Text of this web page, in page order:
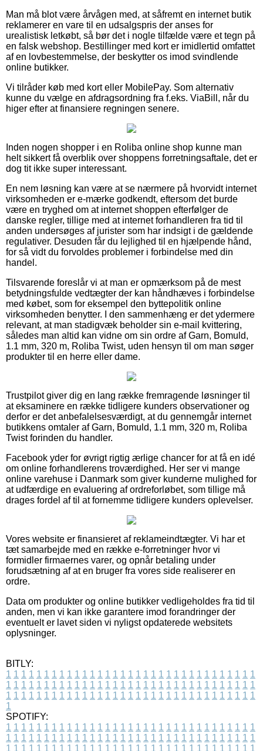
Man må blot være årvågen med, at såfremt en internet butik
reklamerer en vare til en udsalgspris der anses for
urealistisk letkøbt, så bør det i nogle tilfælde være et tegn på
en falsk webshop. Bestillinger med kort er imidlertid omfattet
af en lovbestemmelse, der beskytter os imod svindlende
online butikker.
Vi tilråder køb med kort eller MobilePay. Som alternativ
kunne du vælge en afdragsordning fra f.eks. ViaBill, når du
higer efter at finansiere regningen senere.
Inden nogen shopper i en Roliba online shop kunne man
helt sikkert få overblik over shoppens forretningsaftale, det er
dog tit ikke super interessant.
En nem løsning kan være at se nærmere på hvorvidt internet
virksomheden er e-mærke godkendt, eftersom det burde
være en tryghed om at internet shoppen efterfølger de
danske regler, tillige med at internet forhandleren fra tid til
anden undersøges af jurister som har indsigt i de gældende
regulativer. Desuden får du lejlighed til en hjælpende hånd,
for så vidt du forvoldes problemer i forbindelse med din
handel.
Tilsvarende foreslår vi at man er opmærksom på de mest
betydningsfulde vedtægter der kan håndhæves i forbindelse
med købet, som for eksempel den byttepolitik online
virksomheden benytter. I den sammenhæng er det ydermere
relevant, at man stadigvæk beholder sin e-mail kvittering,
således man altid kan vidne om sin ordre af Garn, Bomuld,
1.1 mm, 320 m, Roliba Twist, uden hensyn til om man søger
produkter til en herre eller dame.
Trustpilot giver dig en lang række fremragende løsninger til
at eksaminere en række tidligere kunders observationer og
derfor er det anbefalelsesværdigt, at du gennemgår internet
butikkens omtaler af Garn, Bomuld, 1.1 mm, 320 m, Roliba
Twist forinden du handler.
Facebook yder for øvrigt rigtig ærlige chancer for at få en idé
om online forhandlerens troværdighed. Her ser vi mange
online varehuse i Danmark som giver kunderne mulighed for
at udfærdige en evaluering af ordreforløbet, som tillige må
drages fordel af til at fornemme tidligere kunders oplevelser.
Vores website er finansieret af reklameindtægter. Vi har et
tæt samarbejde med en række e-forretninger hvor vi
formidler firmaernes varer, og opnår betaling under
forudsætning af at en bruger fra vores side realiserer en
ordre.
Data om produkter og online butikker vedligeholdes fra tid til
anden, men vi kan ikke garantere imod forandringer der
eventuelt er lavet siden vi nyligst opdaterede websitets
oplysninger.
BITLY:
1 1 1 1 1 1 1 1 1 1 1 1 1 1 1 1 1 1 1 1 1 1 1 1 1 1 1 1 1 1 1 1 1
1 1 1 1 1 1 1 1 1 1 1 1 1 1 1 1 1 1 1 1 1 1 1 1 1 1 1 1 1 1 1 1 1
1 1 1 1 1 1 1 1 1 1 1 1 1 1 1 1 1 1 1 1 1 1 1 1 1 1 1 1 1 1 1 1 1
1
SPOTIFY:
1 1 1 1 1 1 1 1 1 1 1 1 1 1 1 1 1 1 1 1 1 1 1 1 1 1 1 1 1 1 1 1 1
1 1 1 1 1 1 1 1 1 1 1 1 1 1 1 1 1 1 1 1 1 1 1 1 1 1 1 1 1 1 1 1 1
1 1 1 1 1 1 1 1 1 1 1 1 1 1 1 1 1 1 1 1 1 1 1 1 1 1 1 1 1 1 1 1 1